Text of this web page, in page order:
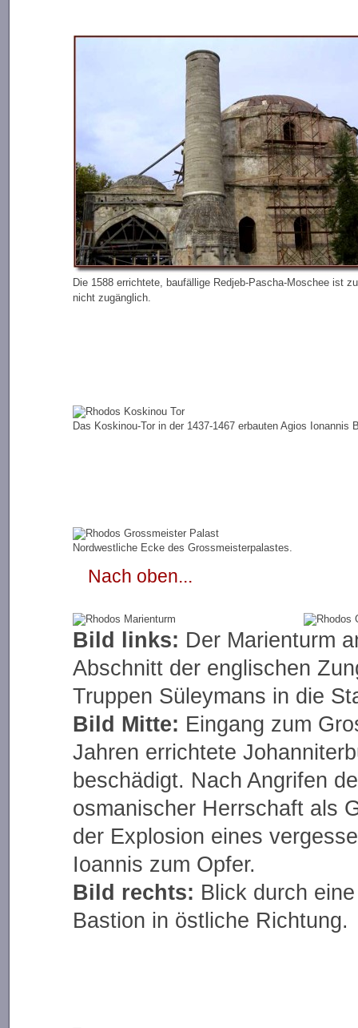
Die 1588 errichtete, baufällige Redjeb-Pascha-Moschee ist
nicht zugänglich.
Das Koskinou-Tor in der 1437-1467 erbauten Agios Ionannis
Nordwestliche Ecke des Grossmeisterpalastes.
Nach oben...
Bild links: Der Marienturm
Abschnitt der englischen
Truppen Süleymans in die
Bild Mitte: Eingang zum
Jahren errichtete
beschädigt. Nach Angrifen
osmanischer Herrschaft als
der Explosion eines
Ioannis zum Opfer.
Bild rechts: Blick durch
Bastion in östliche Richtung.